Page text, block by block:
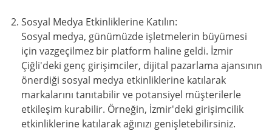
Sosyal Medya Etkinliklerine Katılın:
Sosyal medya, günümüzde işletmelerin büyümesi
için vazgeçilmez bir platform haline geldi. İzmir
Çiğli'deki genç girişimciler, dijital pazarlama ajansının
önerdiği sosyal medya etkinliklerine katılarak
markalarını tanıtabilir ve potansiyel müşterilerle
etkileşim kurabilir. Örneğin, İzmir'deki girişimcilik
etkinliklerine katılarak ağınızı genişletebilirsiniz.